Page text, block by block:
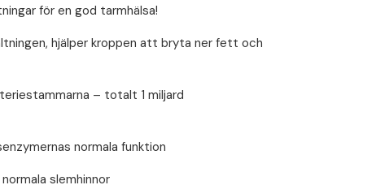
för en god tarmhälsa!
hjälper kroppen att bryta ner fett och
– totalt 1 miljard
normala funktion
slemhinnor